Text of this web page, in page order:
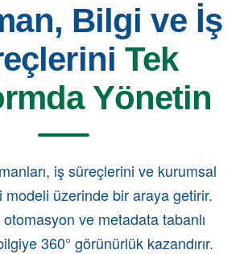
Bilgi ve İş
Tek
Yönetin
iş süreçlerini ve kurumsal
modeli üzerinde bir araya getirir.
ve metadata tabanlı
360° görünürlük kazandırır.